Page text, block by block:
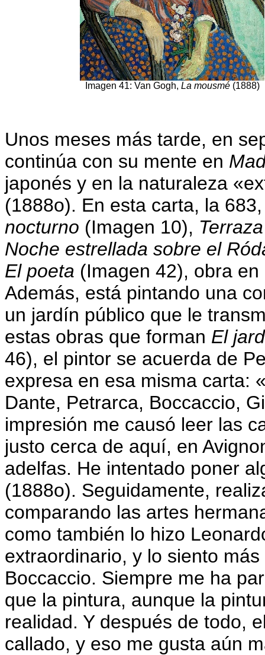
Imagen 41: Van Gogh, La mousmé(1888)
Unos meses más tarde, en
continúa con su mente en
japonés y en la naturaleza
(1888o). En esta carta, la
nocturno (Imagen 10),
Noche estrellada sobre el
El poeta (Imagen 42), obra
Además, está pintando una
un jardín público que le
estas obras que forman El
46), el pintor se acuerda de
expresa en esa misma carta:
Dante, Petrarca, Boccaccio,
impresión me causó leer las
justo cerca de aquí, en
adelfas. He intentado poner
(1888o). Seguidamente,
comparando las artes
como también lo hizo
extraordinario, y lo siento
Boccaccio. Siempre me ha
que la pintura, aunque la
realidad. Y después de todo,
callado, y eso me gusta aún